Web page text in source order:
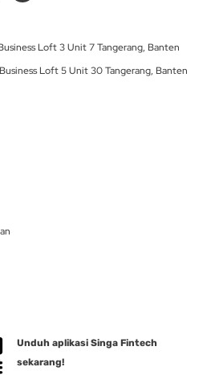
n
i
Loft 3 Unit 7 Tangerang, Banten
Loft 5 Unit 30 Tangerang, Banten
Unduh aplikasi Singa Fintech
sekarang!